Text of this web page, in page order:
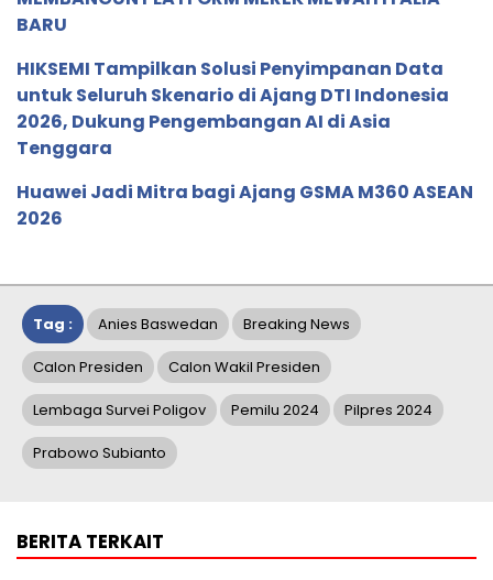
BARU
HIKSEMI Tampilkan Solusi Penyimpanan Data
untuk Seluruh Skenario di Ajang DTI Indonesia
2026, Dukung Pengembangan AI di Asia
Tenggara
Huawei Jadi Mitra bagi Ajang GSMA M360 ASEAN
2026
Tag : Anies Baswedan Breaking News
Calon Presiden Calon Wakil Presiden
Lembaga Survei Poligov Pemilu 2024 Pilpres 2024
Prabowo Subianto
BERITA TERKAIT